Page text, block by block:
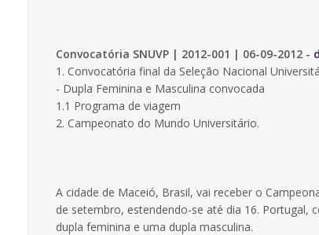
Convocatória SNUVP | 2012-001 | 06-09-2012 -
1. Convocatória final da Seleção Nacional
- Dupla Feminina e Masculina convocada
1.1 Programa de viagem
2. Campeonato do Mundo Universitário.
A cidade de Maceió, Brasil, vai receber o
de setembro, estendendo-se até dia 16.
dupla feminina e uma dupla masculina.